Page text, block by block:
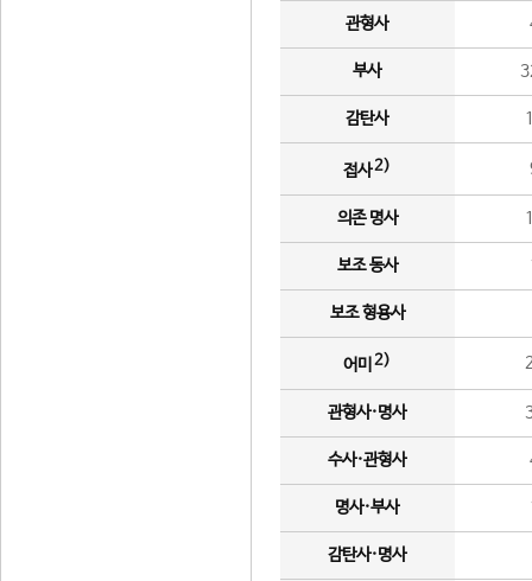
관형사
부사
감탄사
접사2)
의존 명사
보조 동사
보조 형용사
어미 2)
관형사·명사
수사·관형사
명사·부사
감탄사·명사